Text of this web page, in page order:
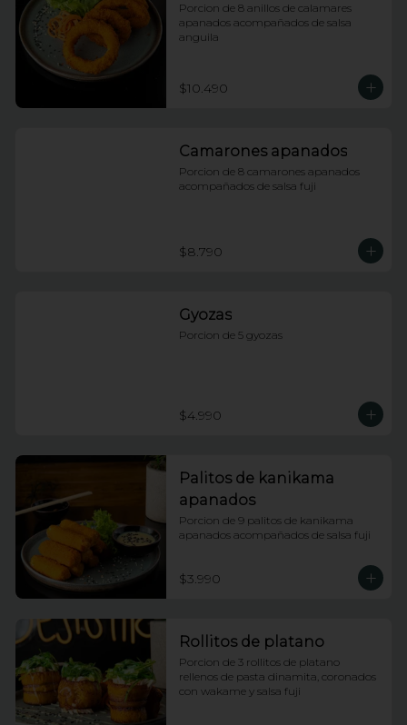
Porcion de 8 anillos de calamares
apanados acompañados de salsa
anguila
$10.490
Camarones apanados
Porcion de 8 camarones apanados
acompañados de salsa fuji
$8.790
Gyozas
Porcion de 5 gyozas
$4.990
Palitos de kanikama
apanados
Porcion de 9 palitos de kanikama
apanados acompañados de salsa fuji
$3.990
Rollitos de platano
Porcion de 3 rollitos de platano
rellenos de pasta dinamita, coronados
con wakame y salsa fuji